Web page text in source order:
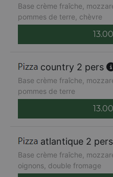
Base crème fraîche,
pommes de terre, chèvre
13.00
country 2 pers
Base crème fraîche,
pommes de terre
13.00
atlantique 2 pers
Base crème fraîche,
oignons, double fromage